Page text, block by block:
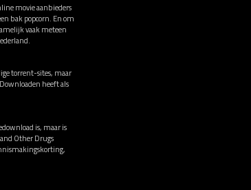
movie aanbieders
bak popcorn. En om
vaak meteen
torrent-sites, maar
heeft als
is, maar is
Other Drugs